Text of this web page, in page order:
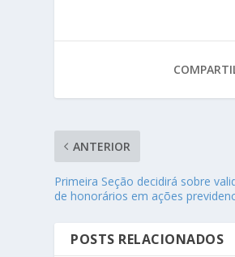
ANTERIOR
Primeira Seção decidirá sobre
de honorários em ações
POSTS RELACIONADOS